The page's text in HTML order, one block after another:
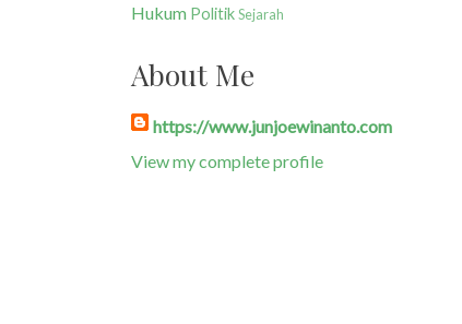
Hukum PolitikSejarah
About Me
https://www.junjoewinanto.com
View my complete profile